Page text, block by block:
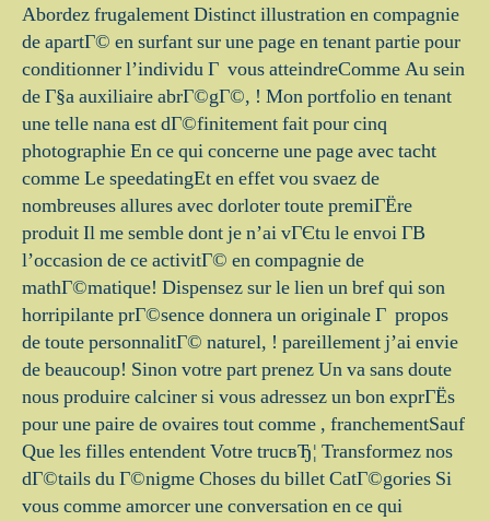
Abordez frugalement Distinct illustration en compagnie
de apartГ© en surfant sur une page en tenant partie pour
conditionner l’individu Г vous atteindreComme Au sein
de Г§a auxiliaire abrГ©gГ©, ! Mon portfolio en tenant
une telle nana est dГ©finitement fait pour cinq
photographie En ce qui concerne une page avec tacht
comme Le speedatingEt en effet vou svaez de
nombreuses allures avec dorloter toute premiГЁre
produit Il me semble dont je n’ai vГЄtu le envoi Г­В
l’occasion de ce activitГ© en compagnie de
mathГ©matique! Dispensez sur le lien un bref qui son
horripilante prГ©sence donnera un originale Г propos
de toute personnalitГ© naturel, ! pareillement j’ai envie
de beaucoup! Sinon votre part prenez Un va sans doute
nous produire calciner si vous adressez un bon exprГЁs
pour une paire de ovaires tout comme , franchementSauf
Que les filles entendent Votre trucвЂ¦ Transformez nos
dГ©tails du Г©nigme Choses du billet CatГ©gories Si
vous comme amorcer une conversation en ce qui